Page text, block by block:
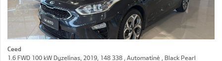
Ceed
1.6 FWD 100 kW Dyzelinas, 2019, 148 338 , Automatinė , Black Pearl